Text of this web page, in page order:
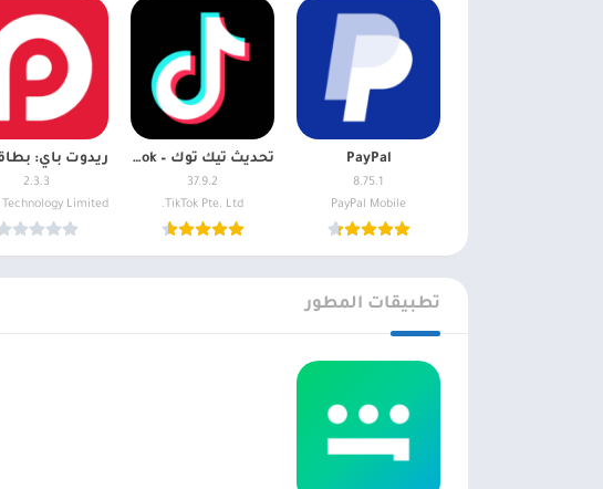
PayPal
8.75.1
PayPal Mobile
تحديث تيك توك – TikTok
37.9.2
TikTok Pte. Ltd.
2.3.3
تطبيقات المطور